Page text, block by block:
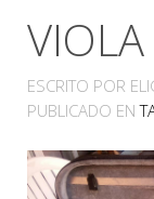
ESCRITO POR
PUBLICADO EN